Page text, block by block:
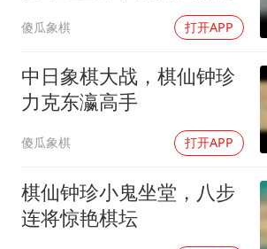
傻瓜象棋 打开APP
中日象棋大战，棋仙钟珍
力克东瀛高手
傻瓜象棋 打开APP
棋仙钟珍小鬼坐堂，八步
连将惊艳棋坛